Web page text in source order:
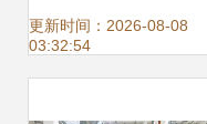
400% 我们的‘技术
更新时间：2026-08-08
03:32:54